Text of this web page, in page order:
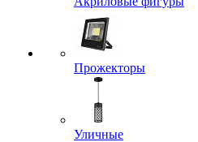
Прожекторы
Уличные